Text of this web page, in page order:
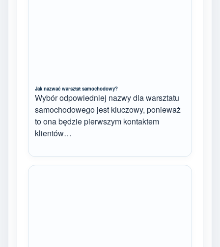
Jak nazwać warsztat samochodowy?
Wybór odpowiedniej nazwy dla warsztatu
samochodowego jest kluczowy, ponieważ
to ona będzie pierwszym kontaktem
klientów…